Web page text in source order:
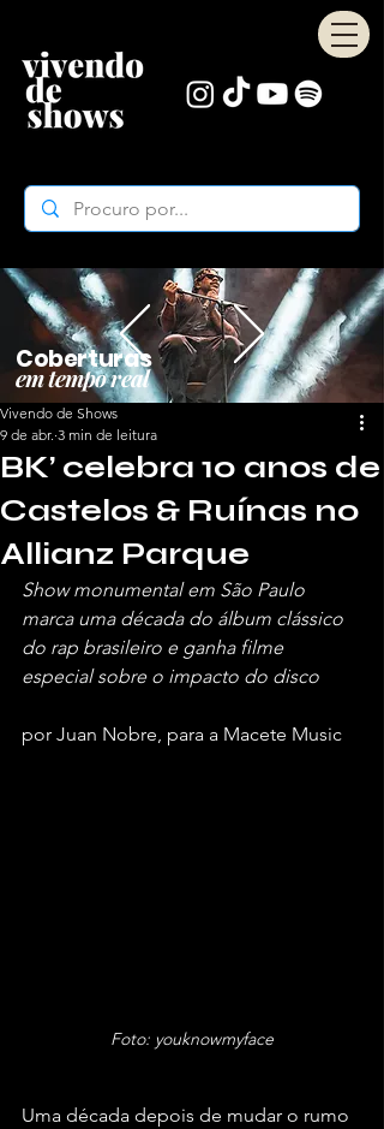
Coberturas
em tempo real
BK’ celebra 10 anos de
Castelos & Ruínas no
Allianz Parque
Vivendo de Shows
9 de abr. 3 min de leitura
Show monumental em São Paulo
marca uma década do álbum clássico
do rap brasileiro e ganha filme
especial sobre o impacto do disco
por Juan Nobre, para a Macete Music
Foto: youknowmyface
Uma década depois de mudar o rumo